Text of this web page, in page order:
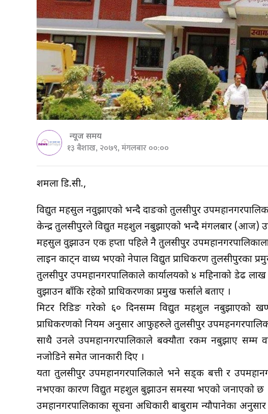
न्यूज समय
१३ बैशाख, २०७९, मंगलबार ००:००
शर्मिला डि.सी.,
विद्युत महसुल नवुझाएको भन्दै दाङको तुलसीपुर
केन्द्र तुलसीपुरले विद्युत महशुल नबुझाएको भन्दै मंगलबार (आज)
महसुल वुझाउन एक हप्ता पहिले नै तुलसीपुर
लाइन काट्न वाध्य भएको नेपाल विद्युत प्राधिकरण तुलसीपुरका
तुलसीपुर उपमहानगरपालिकाले कार्यालयको ४ महिनाको डेढ
वुझाउन बाँकि रहेको प्राधिकरणका प्रमुख फर्साले बताए ।
मिटर रिडिङ गरेको ६० दिनसम्म विद्युत महशुल नबुझाएको
प्राधिकरणको नियम अनुसार आफुहरुले तुलसीपुर
साथै उनले उपमहानगरपालिकाले बक्यौता रकम नबुझाए सम्म
नजोडिने समेत जानकारी दिए ।
यता तुलसीपुर उपमहानगरपालिकाले भने सड्क बत्ती र
नभएका कारण विद्युत महशुल बुझाउन समस्या भएको जनाएको छ
उमहानगरपालिकाका सूचना अधिकारी बाबुराम न्यौपानेका